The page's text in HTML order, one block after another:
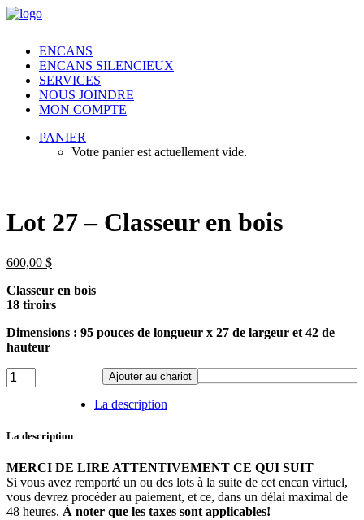
ENCANS
ENCANS SILENCIEUX
SERVICES
NOUS JOINDRE
MON COMPTE
PANIER
Votre panier est actuellement vide.
Lot 27 – Classeur en bois
600,00 $
Classeur en bois
18 tiroirs
Dimensions : 95 pouces de longueur x 27 de largeur et 42 de
hauteur
Lot
27
en
quantité
Ajouter au chariot
La description
La description
MERCI DE LIRE ATTENTIVEMENT CE QUI SUIT
Si vous avez remporté un ou des lots à la suite de cet encan virtuel,
vous devrez procéder au paiement, et ce, dans un délai maximal de
48 heures. À noter que les taxes sont applicables!